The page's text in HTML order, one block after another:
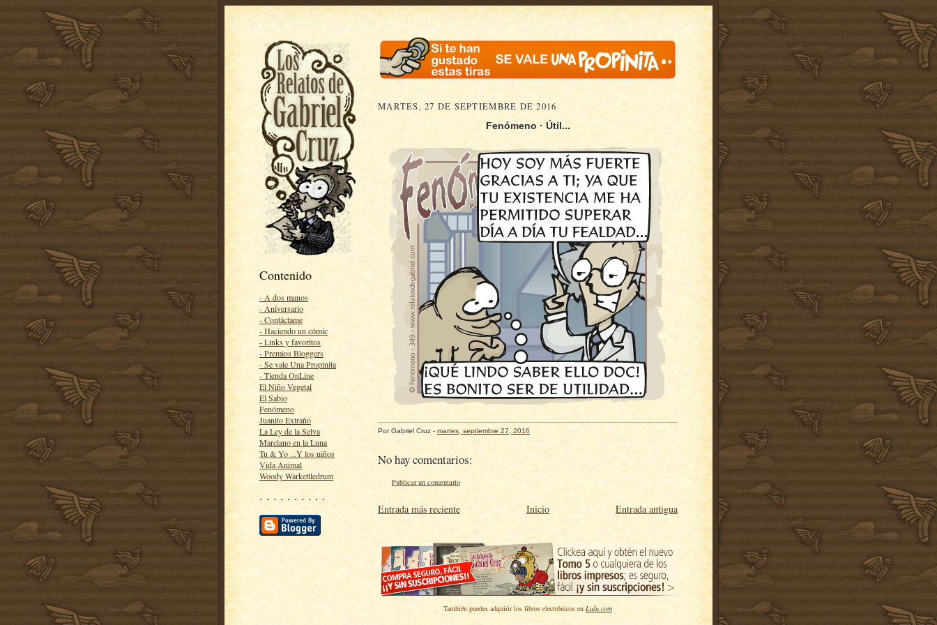
Contenido
- A dos manos
- Aniversario
- Contáctame
- Haciendo un cómic
- Links y favoritos
- Premios Bloggers
- Se vale Una Propinita
- Tienda OnLine
El Niño Vegetal
El Sabio
Fenómeno
Juanito Extraño
La Ley de la Selva
Marciano en la Luna
Tu & Yo ...Y los niños
Vida Animal
Woody Warkettledrum
· · · · · · · · · ·
MARTES, 27 DE SEPTIEMBRE DE 2016
Fenómeno · Útil...
PorGabriel Cruz - martes, septiembre 27, 2016
No hay comentarios:
Publicar un comentario
Entrada más reciente Entrada antigua
Inicio
También puedes adquirir los libros electrónicos en Lulu.com